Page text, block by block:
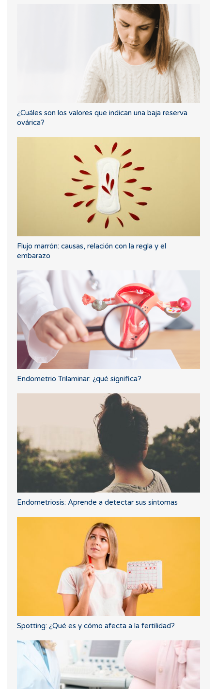
¿Cuáles son los valores que indican una baja reserva
ovárica?
Flujo marrón: causas, relación con la regla y el
embarazo
Endometrio Trilaminar: ¿qué significa?
Endometriosis: Aprende a detectar sus síntomas
Spotting: ¿Qué es y cómo afecta a la fertilidad?